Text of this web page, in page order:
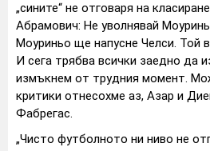
„сините“ не отговаря на
Абрамович: Не уволнявай
Моуриньо ще напусне Челси. Той
И сега трябва всички заедно да
измъкнем от трудния момент.
критики отнесохме аз, Азар и
Фабрегас.
„Чисто футболното ни ниво не